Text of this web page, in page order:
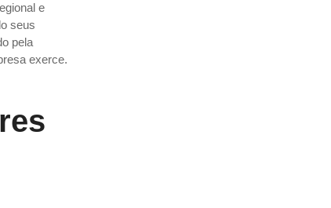
e
seus
pela
exerce.